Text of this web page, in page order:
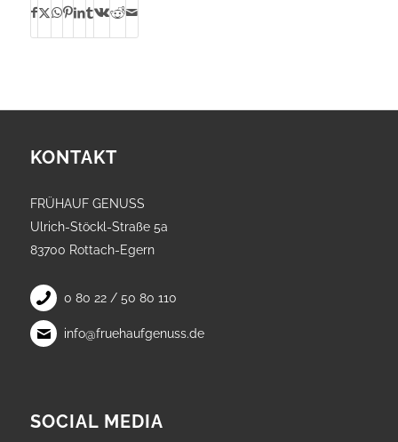
KONTAKT
FRÜHAUF GENUSS
Ulrich-Stöckl-Straße 5a
83700 Rottach-Egern
0 80 22 / 50 80 110
info@fruehaufgenuss.de
SOCIAL MEDIA